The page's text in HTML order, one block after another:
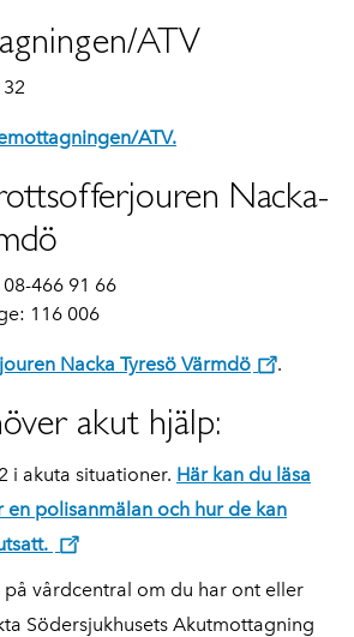
ATV
ATV.
Nacka-
466 91 66
116 006
Nacka Tyresö Värmdö .
akut hjälp:
i akuta situationer. Här kan du läsa
polisanmälan och hur de kan
på vårdcentral om du har ont eller
Södersjukhusets Akutmottagning